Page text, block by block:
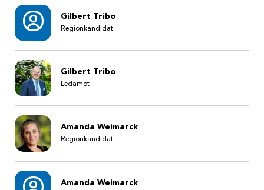
Gilbert Tribo
Regionkandidat
Gilbert Tribo
Ledamot
Amanda Weimarck
Regionkandidat
Amanda Weimarck